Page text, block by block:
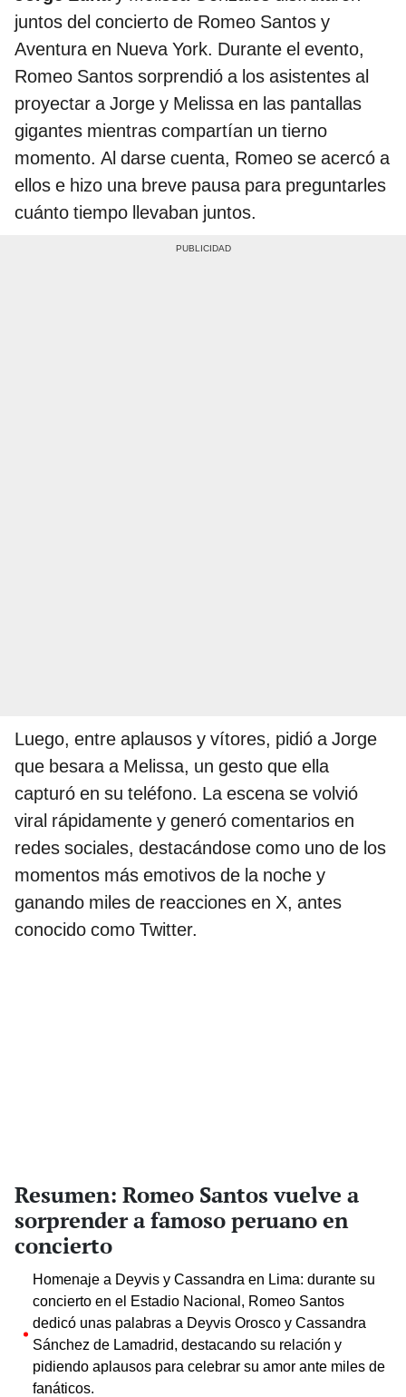
juntos del concierto de Romeo Santos y
Aventura en Nueva York. Durante el evento,
Romeo Santos sorprendió a los asistentes al
proyectar a Jorge y Melissa en las pantallas
gigantes mientras compartían un tierno
momento. Al darse cuenta, Romeo se acercó a
ellos e hizo una breve pausa para preguntarles
cuánto tiempo llevaban juntos.
Luego, entre aplausos y vítores, pidió a Jorge
que besara a Melissa, un gesto que ella
capturó en su teléfono. La escena se volvió
viral rápidamente y generó comentarios en
redes sociales, destacándose como uno de los
momentos más emotivos de la noche y
ganando miles de reacciones en X, antes
conocido como Twitter.
Resumen: Romeo Santos vuelve a
sorprender a famoso peruano en
concierto
Homenaje a Deyvis y Cassandra en Lima: durante su
concierto en el Estadio Nacional, Romeo Santos
dedicó unas palabras a Deyvis Orosco y Cassandra
Sánchez de Lamadrid, destacando su relación y
pidiendo aplausos para celebrar su amor ante miles de
fanáticos.